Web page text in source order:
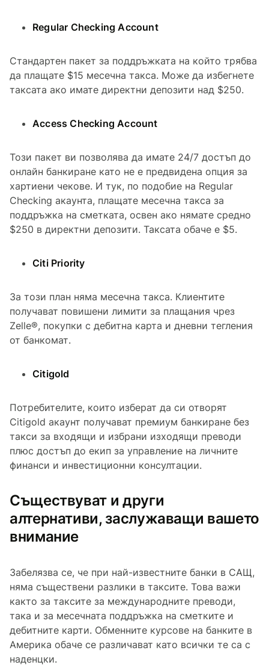
Regular Checking Account
Стандартен пакет за поддръжката на който трябва
да плащате $15 месечна такса. Може да избегнете
таксата ако имате директни депозити над $250.
Access Checking Account
Този пакет ви позволява да имате 24/7 достъп до
онлайн банкиране като не е предвидена опция за
хартиени чекове. И тук, по подобие на Regular
Checking акаунта, плащате месечна такса за
поддръжка на сметката, освен ако нямате средно
$250 в директни депозити. Таксата обаче е $5.
Citi Priority
За този план няма месечна такса. Клиентите
получават повишени лимити за плащания чрез
Zelle®, покупки с дебитна карта и дневни тегления
от банкомат.
Citigold
Потребителите, които изберат да си отворят
Citigold акаунт получават премиум банкиране без
такси за входящи и избрани изходящи преводи
плюс достъп до екип за управление на личните
финанси и инвестиционни консултации.
Съществуват и други
алтернативи, заслужаващи вашето
внимание
Забелязва се, че при най-известните банки в САЩ,
няма съществени разлики в таксите. Това важи
както за таксите за международните преводи,
така и за месечната поддръжка на сметките и
дебитните карти. Обменните курсове на банките в
Америка обаче се различават като всички те са с
наденцки.